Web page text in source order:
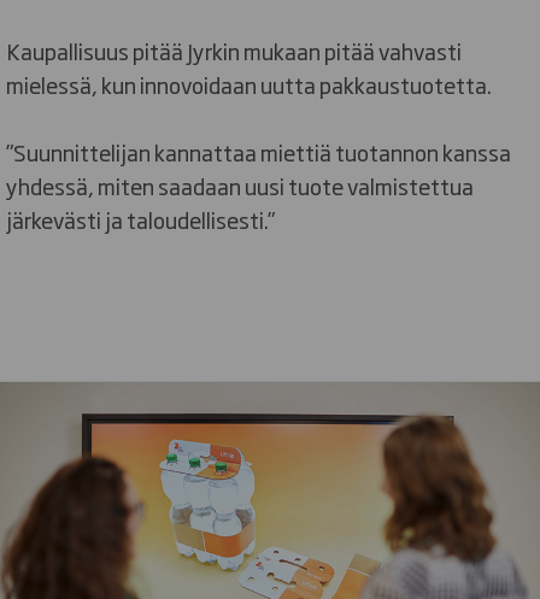
Kaupallisuus pitää Jyrkin mukaan pitää vahvasti
mielessä, kun innovoidaan uutta pakkaustuotetta.
”Suunnittelijan kannattaa miettiä tuotannon kanssa
yhdessä, miten saadaan uusi tuote valmistettua
järkevästi ja taloudellisesti.”